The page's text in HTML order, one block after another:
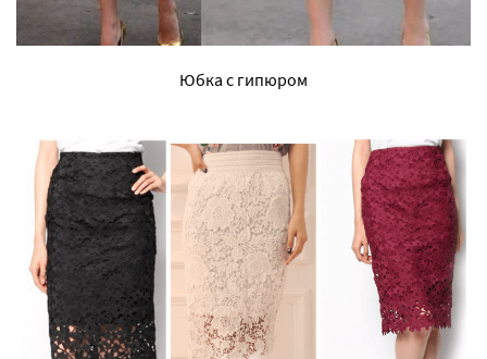
Юбка с гипюром